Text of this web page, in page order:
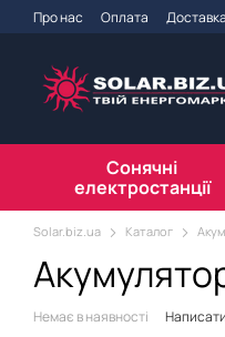
Перейти до основного
Про нас Оплата Доставка
Сонячні
електростанції
Solar.biz.ua Каталог
Немає в наявності